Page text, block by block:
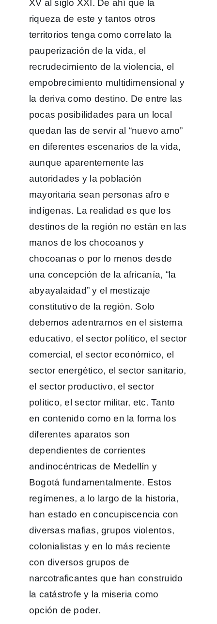
XV al siglo XXI. De ahí que la
riqueza de este y tantos otros
territorios tenga como correlato la
pauperización de la vida, el
recrudecimiento de la violencia, el
empobrecimiento multidimensional y
la deriva como destino. De entre las
pocas posibilidades para un local
quedan las de servir al “nuevo amo”
en diferentes escenarios de la vida,
aunque aparentemente las
autoridades y la población
mayoritaria sean personas afro e
indígenas. La realidad es que los
destinos de la región no están en las
manos de los chocoanos y
chocoanas o por lo menos desde
una concepción de la africanía, “la
abyayalaidad” y el mestizaje
constitutivo de la región. Solo
debemos adentrarnos en el sistema
educativo, el sector político, el sector
comercial, el sector económico, el
sector energético, el sector sanitario,
el sector productivo, el sector
político, el sector militar, etc. Tanto
en contenido como en la forma los
diferentes aparatos son
dependientes de corrientes
andinocéntricas de Medellín y
Bogotá fundamentalmente. Estos
regímenes, a lo largo de la historia,
han estado en concupiscencia con
diversas mafias, grupos violentos,
colonialistas y en lo más reciente
con diversos grupos de
narcotraficantes que han construido
la catástrofe y la miseria como
opción de poder.